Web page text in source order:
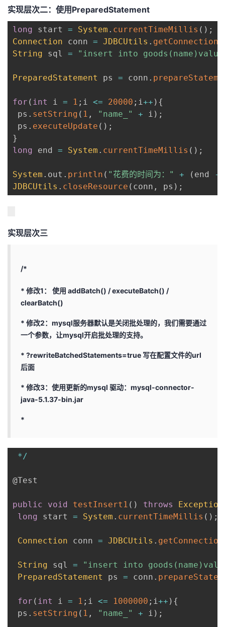
藏
实现层次二：使用PreparedStatement
long start = System . currentTimeMillis ( ) ;
Connection conn = JDBCUtils . getConnection
String sql = "insert into
PreparedStatement ps = conn .
for ( int i = 1 ; i <= 20000 ; i++ ) {
ps . setString ( 1 , "name_" + i ) ;
ps . executeUpdate ( ) ;
}
long
end = System . currentTimeMillis ( ) ;
System . out . println ( "花费的时间为：" + ( end -
JDBCUtils . closeResource ( conn , ps ) ;
实现层次三
/*
* 修改1： 使用 addBatch() / executeBatch() /
clearBatch()
* 修改2：mysql服务器默认是关闭批处理的，我们需要通过
一个参数，让mysql开启批处理的支持。
* ?rewriteBatchedStatements=true 写在配置文件的url
后面
* 修改3：使用更新的mysql 驱动：mysql-connector-
java-5.1.37-bin.jar
*
*/
@Test
public void testInsert1 ( ) throws Exception
long
start = System . currentTimeMillis ( ) ;
Connection conn = JDBCUtils . getConnection
String sql =
"insert into
PreparedStatement
ps = conn .
for ( int i = 1 ; i <= 1000000 ; i++ ) {
ps . setString ( 1 , "name_" + i ) ;